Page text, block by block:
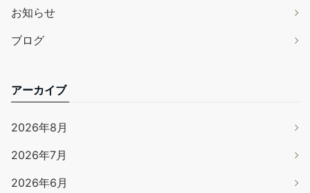
お知らせ
ブログ
アーカイブ
2026年8月
2026年7月
2026年6月